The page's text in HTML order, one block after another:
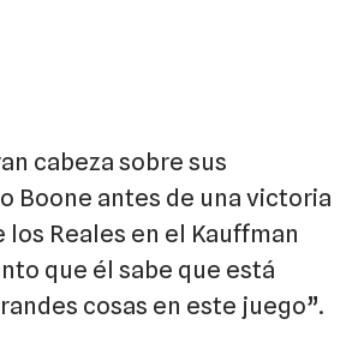
cabeza sobre sus
Boone antes de una victoria
los Reales en el Kauffman
que él sabe que está
cosas en este juego”.